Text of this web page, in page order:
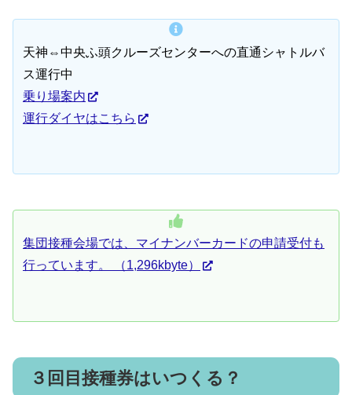
天神⇔中央ふ頭クルーズセンターへの直通シャトルバ
ス運行中
乗り場案内
運行ダイヤはこちら
集団接種会場では、マイナンバーカードの申請受付も
行っています。 （1,296kbyte）
３回目接種券はいつくる？